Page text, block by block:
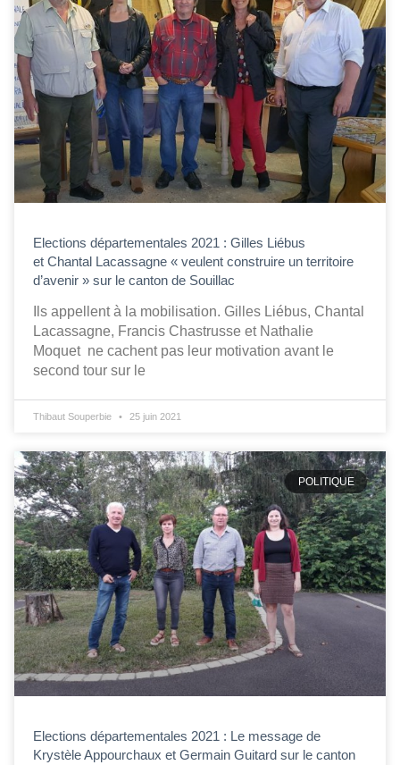
Elections départementales 2021 : Gilles Liébus
et Chantal Lacassagne « veulent construire un territoire
d’avenir » sur le canton de Souillac
Ils appellent à la mobilisation. Gilles Liébus, Chantal
Lacassagne, Francis Chastrusse et Nathalie
Moquet ne cachent pas leur motivation avant le
second tour sur le
Thibaut Souperbie 25 juin 2021
POLITIQUE
Elections départementales 2021 : Le message de
Krystèle Appourchaux et Germain Guitard sur le canton